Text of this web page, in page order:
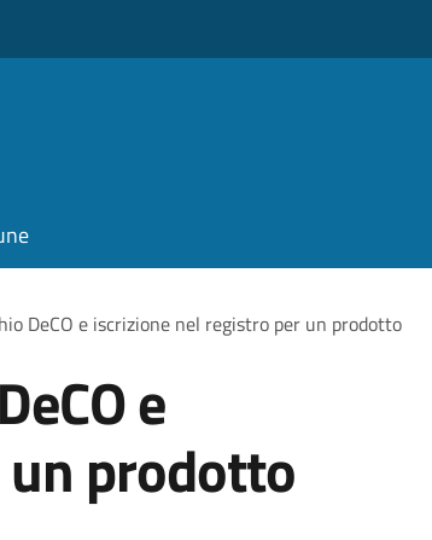
DeCO e iscrizione nel registro per un prodotto
e
prodotto